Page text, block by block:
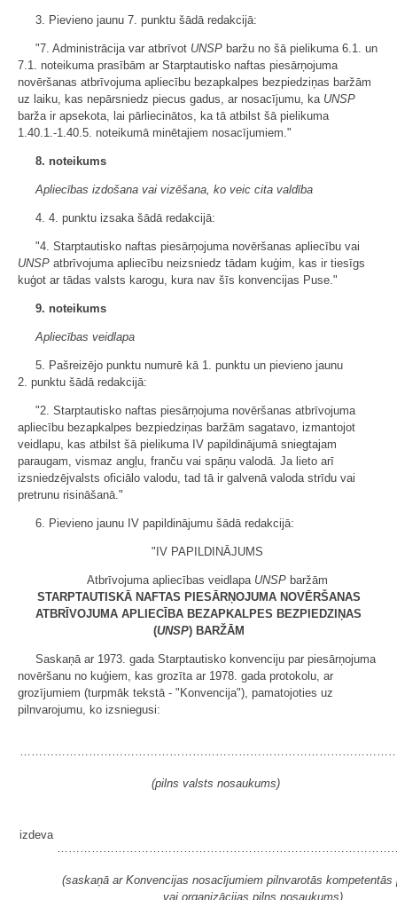
3. Pievieno jaunu 7. punktu šādā redakcijā:
"7. Administrācija var atbrīvot UNSP baržu no šā pielikuma 6.1. un
7.1. noteikuma prasībām ar Starptautisko naftas piesārņojuma
novēršanas atbrīvojuma apliecību bezapkalpes bezpiedziņas baržām
uz laiku, kas nepārsniedz piecus gadus, ar nosacījumu, ka UNSP
barža ir apsekota, lai pārliecinātos, ka tā atbilst šā pielikuma
1.40.1.-1.40.5. noteikumā minētajiem nosacījumiem."
8. noteikums
Apliecības izdošana vai vizēšana, ko veic cita valdība
4. 4. punktu izsaka šādā redakcijā:
"4. Starptautisko naftas piesārņojuma novēršanas apliecību vai
UNSP atbrīvojuma apliecību neizsniedz tādam kuģim, kas ir tiesīgs
kuģot ar tādas valsts karogu, kura nav šīs konvencijas Puse."
9. noteikums
Apliecības veidlapa
5. Pašreizējo punktu numurē kā 1. punktu un pievieno jaunu
2. punktu šādā redakcijā:
"2. Starptautisko naftas piesārņojuma novēršanas atbrīvojuma
apliecību bezapkalpes bezpiedziņas baržām sagatavo, izmantojot
veidlapu, kas atbilst šā pielikuma IV papildinājumā sniegtajam
paraugam, vismaz angļu, franču vai spāņu valodā. Ja lieto arī
izsniedzējvalsts oficiālo valodu, tad tā ir galvenā valoda strīdu vai
pretrunu risināšanā."
6. Pievieno jaunu IV papildinājumu šādā redakcijā:
"IV PAPILDINĀJUMS
Atbrīvojuma apliecības veidlapa UNSP baržām
STARPTAUTISKĀ NAFTAS PIESĀRŅOJUMA NOVĒRŠANAS
ATBRĪVOJUMA APLIECĪBA BEZAPKALPES BEZPIEDZIŅAS
(UNSP) BARŽĀM
Saskaņā ar 1973. gada Starptautisko konvenciju par piesārņojuma
novēršanu no kuģiem, kas grozīta ar 1978. gada protokolu, ar
grozījumiem (turpmāk tekstā - "Konvencija"), pamatojoties uz
pilnvarojumu, ko izsniegusi:
(pilns valsts nosaukums)
izdeva
(saskaņā ar Konvencijas nosacījumiem pilnvarotās kompetentās
vai organizācijas pilns nosaukums)